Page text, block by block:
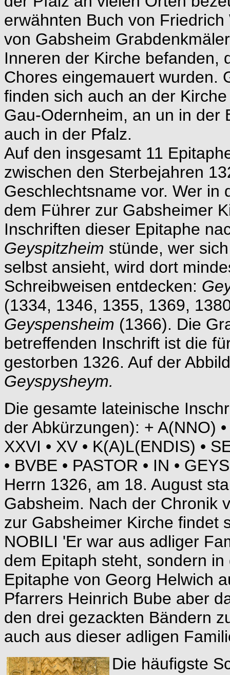
erwähnten Buch von
von Gabsheim
Inneren der Kirche befanden,
Chores eingemauert wurden.
finden sich auch an der
Gau-Odernheim, an un in der
auch in der Pfalz.
Auf den insgesamt 11
zwischen den Sterbejahren
Geschlechtsname vor. Wer in
dem Führer zur Gabsheimer
Inschriften dieser Epitaphe
Geyspitzheim stünde, wer
selbst ansieht, wird dort
Schreibweisen entdecken:
(1334, 1346, 1355, 1369,
Geyspensheim (1366). Die
betreffenden Inschrift ist die
gestorben 1326. Auf der
Geyspysheym.
Die gesamte lateinische
der Abkürzungen): + A(NNO)
XXVI • XV • K(A)L(ENDIS) •
• BVBE • PASTOR • IN •
Herrn 1326, am 18. August
Gabsheim. Nach der Chronik
zur Gabsheimer Kirche findet
NOBILI 'Er war aus adliger
dem Epitaph steht, sondern
Epitaphe von Georg Helwich
Pfarrers Heinrich Bube aber
den drei gezackten Bändern
auch aus dieser adligen
Die häufigste